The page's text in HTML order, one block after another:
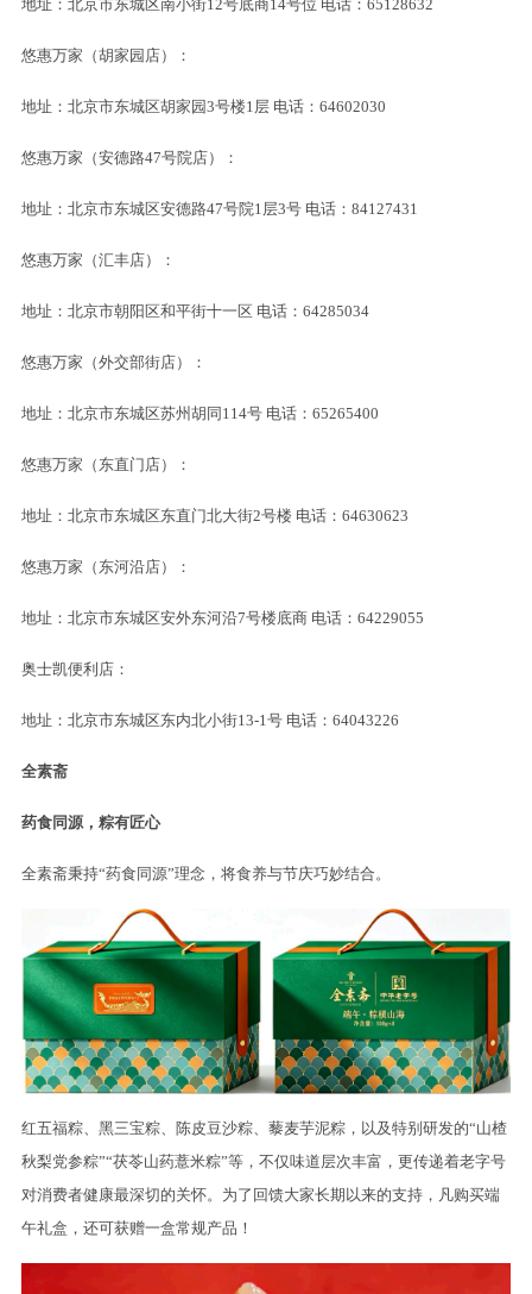
地址：北京市东城区南小街12号底商14号位 电话：65128632
悠惠万家（胡家园店）：
地址：北京市东城区胡家园3号楼1层 电话：64602030
悠惠万家（安德路47号院店）：
地址：北京市东城区安德路47号院1层3号 电话：84127431
悠惠万家（汇丰店）：
地址：北京市朝阳区和平街十一区 电话：64285034
悠惠万家（外交部街店）：
地址：北京市东城区苏州胡同114号 电话：65265400
悠惠万家（东直门店）：
地址：北京市东城区东直门北大街2号楼 电话：64630623
悠惠万家（东河沿店）：
地址：北京市东城区安外东河沿7号楼底商 电话：64229055
奥士凯便利店：
地址：北京市东城区东内北小街13-1号 电话：64043226
全素斋
药食同源，粽有匠心
全素斋秉持“药食同源”理念，将食养与节庆巧妙结合。
红五福粽、黑三宝粽、陈皮豆沙粽、藜麦芋泥粽，以及特别研发的“山楂
秋梨党参粽”“茯苓山药薏米粽”等，不仅味道层次丰富，更传递着老字号
对消费者健康最深切的关怀。为了回馈大家长期以来的支持，凡购买端
午礼盒，还可获赠一盒常规产品！